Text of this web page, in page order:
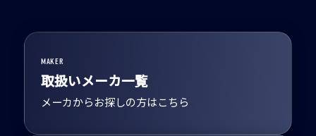
MAKER
取扱いメーカ一覧
メーカからお探しの方はこちら